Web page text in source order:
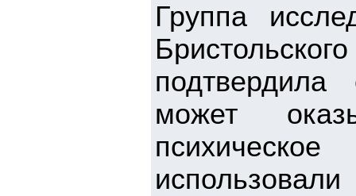
Группа
подтвердила
может